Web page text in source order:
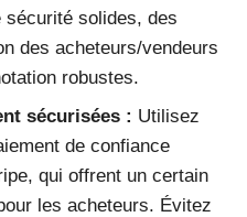
solides, des
des acheteurs/vendeurs
robustes.
sécurisées : Utilisez
de confiance
qui offrent un certain
les acheteurs. Évitez